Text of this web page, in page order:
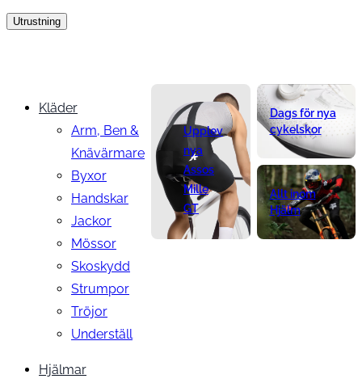
Utrustning
Kläder
Arm, Ben &
Knävärmare
Byxor
Handskar
Jackor
Mössor
Skoskydd
Strumpor
Tröjor
Underställ
Hjälmar
Upplev
nya
Assos
Mille
GT
Dags för nya
cykelskor
Allt inom
Hjälm